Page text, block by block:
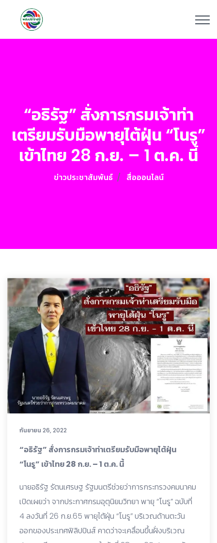
“อธิรัฐ” สั่งการกรมเจ้าท่า
เตรียมรับมือพายุไต้ฝุ่น “โนรู”
เข้าไทย 28 ก.ย. – 1 ต.ค. นี้
ข่าวประชาสัมพันธ์ สื่อออนไลน์
กันยายน 26, 2022
“อธิรัฐ” สั่งการกรมเจ้าท่าเตรียมรับมือพายุไต้ฝุ่น
“โนรู” เข้าไทย 28 ก.ย. – 1 ต.ค. นี้
นายอธิรัฐ รัตนเศรษฐ รัฐมนตรีช่วยว่าการกระทรวงคมนาคม
เปิดเผยว่า จากประกาศกรมอุตุนิยมวิทยา พายุ “โนรู” ฉบับที่
4 ลงวันที่ 26 ก.ย.65 พายุไต้ฝุ่น “โนรู” บริเวณด้านตะวัน
ออกของประเทศฟิลิปปินส์ คาดว่าจะเคลื่อนขึ้นฝั่งบริเวณ